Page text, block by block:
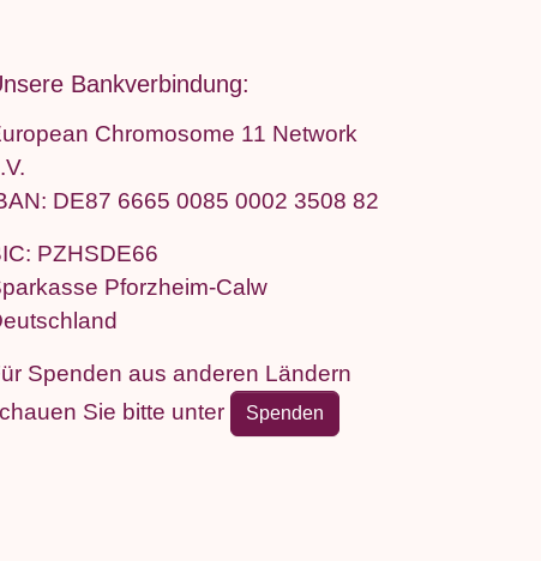
Bankverbindung:
Chromosome 11 Network
DE87 6665 0085 0002 3508 82
PZHSDE66
Pforzheim-Calw
Spenden aus anderen Ländern
Sie bitte unter
Spenden